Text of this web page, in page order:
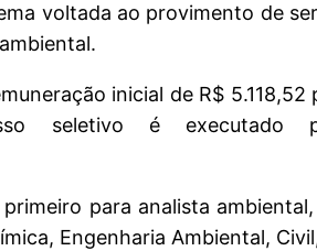
voltada ao provimento de
inicial de R$
seletivo é executado
para analista
Engenharia Ambiental,